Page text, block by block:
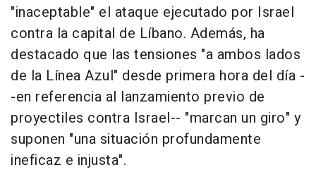
"inaceptable" el ataque ejecutado por Israel
contra la capital de Líbano. Además, ha
destacado que las tensiones "a ambos lados
de la Línea Azul" desde primera hora del día -
-en referencia al lanzamiento previo de
proyectiles contra Israel-- "marcan un giro" y
suponen "una situación profundamente
ineficaz e injusta".